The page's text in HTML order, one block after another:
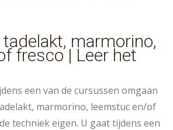
marmorino,
fresco | Leer het
een van de cursussen omgaan
marmorino, leemstuc en/of
techniek eigen. U gaat tijdens een